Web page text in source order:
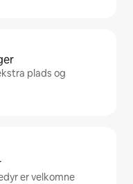
plads og
er velkomne